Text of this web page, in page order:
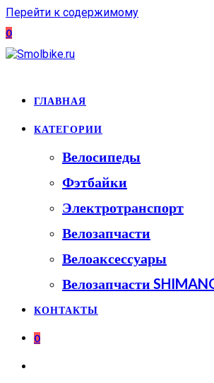
Перейти к содержимому
0
ГЛАВНАЯ
КАТЕГОРИИ
Велосипеды
Фэтбайки
Электротранспорт
Велозапчасти
Велоаксессуары
Велозапчасти
КОНТАКТЫ
0